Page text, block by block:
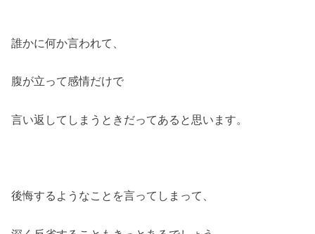
誰かに何か言われて、
腹が立って感情だけで
言い返してしまうときだってあると思います。
後悔するようなことを言ってしまって、